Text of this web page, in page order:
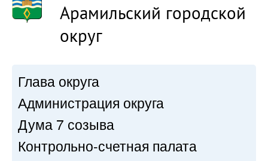
Арамильский городской
округ
Глава округа
Администрация округа
Дума 7 созыва
Контрольно-счетная палата